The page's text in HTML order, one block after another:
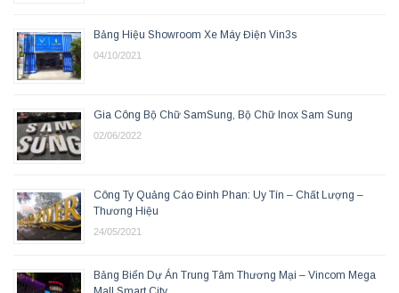
Bảng Hiệu Showroom Xe Máy Điện Vin3s
04/10/2021
Gia Công Bộ Chữ SamSung, Bộ Chữ Inox Sam Sung
02/06/2022
Công Ty Quảng Cáo Đinh Phan: Uy Tín – Chất Lượng –
Thương Hiệu
24/05/2021
Bảng Biển Dự Án Trung Tâm Thương Mại – Vincom Mega